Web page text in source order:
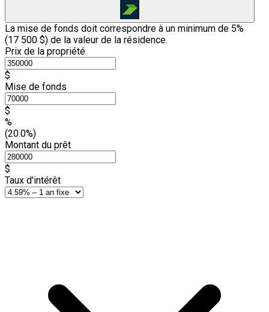
La mise de fonds doit correspondre à un minimum de 5%
(17 500 $) de la valeur de la résidence.
Prix de la propriété
$
Mise de fonds
$
%
(20.0%)
Montant du prêt
$
Taux d'intérêt